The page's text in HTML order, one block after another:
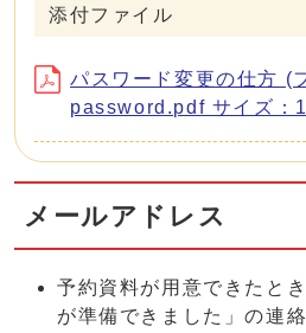
添付ファイル
パスワード変更の仕方 (
password.pdf サイズ：
メールアドレス
予約資料が用意できたと
が準備できました」の連